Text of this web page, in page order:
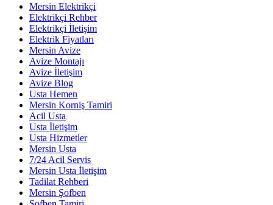
Mersin Elektrikçi
Elektrikçi Rehber
Elektrikçi İletişim
Elektrik Fiyatları
Mersin Avize
Avize Montajı
Avize İletişim
Avize Blog
Usta Hemen
Mersin Korniş Tamiri
Acil Usta
Usta İletişim
Usta Hizmetler
Mersin Usta
7/24 Acil Servis
Mersin Usta İletişim
Tadilat Rehberi
Mersin Şofben